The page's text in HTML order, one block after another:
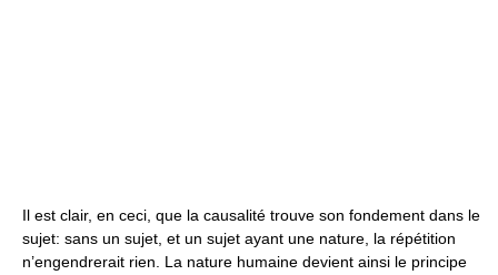
Il est clair, en ceci, que la causalité trouve son fondement dans le
sujet: sans un sujet, et un sujet ayant une nature, la répétition
n’engendrerait rien. La nature humaine devient ainsi le principe